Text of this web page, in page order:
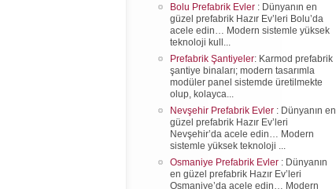
Bolu Prefabrik Evler : Dünyanın en
güzel prefabrik Hazır Ev’leri Bolu’da
acele edin… Modern sistemle yüksek
teknoloji kull...
Prefabrik Şantiyeler: Karmod prefabrik
şantiye binaları; modern tasarımla
modüler panel sistemde üretilmekte
olup, kolayca...
Nevşehir Prefabrik Evler : Dünyanın en
güzel prefabrik Hazır Ev’leri
Nevşehir’da acele edin… Modern
sistemle yüksek teknoloji ...
Osmaniye Prefabrik Evler : Dünyanın
en güzel prefabrik Hazır Ev’leri
Osmaniye’da acele edin… Modern